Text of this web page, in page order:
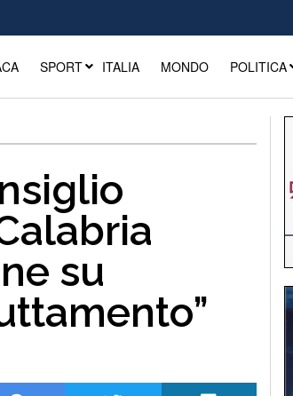
SPORT ITALIA MONDO POLITICA
su